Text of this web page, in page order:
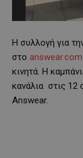
Η συλλογή για
στο
κινητά. Η
κανάλια στις 12
Answear.